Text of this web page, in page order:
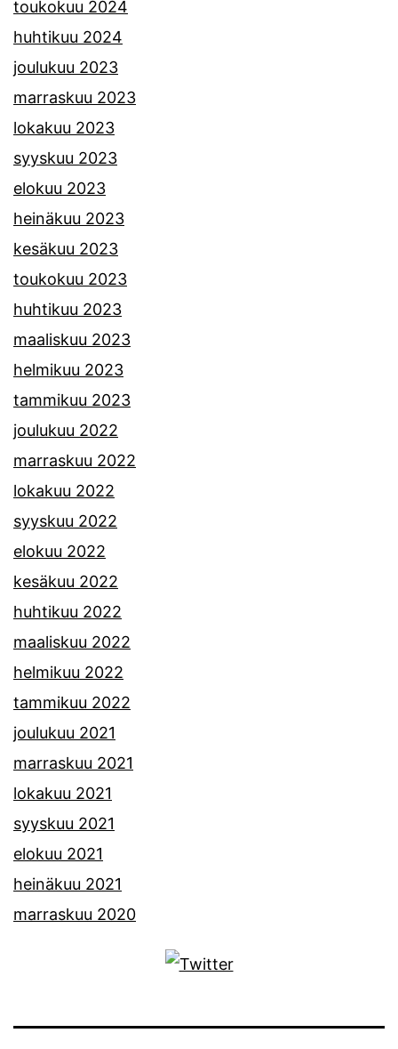
toukokuu 2024
huhtikuu 2024
joulukuu 2023
marraskuu 2023
lokakuu 2023
syyskuu 2023
elokuu 2023
heinäkuu 2023
kesäkuu 2023
toukokuu 2023
huhtikuu 2023
maaliskuu 2023
helmikuu 2023
tammikuu 2023
joulukuu 2022
marraskuu 2022
lokakuu 2022
syyskuu 2022
elokuu 2022
kesäkuu 2022
huhtikuu 2022
maaliskuu 2022
helmikuu 2022
tammikuu 2022
joulukuu 2021
marraskuu 2021
lokakuu 2021
syyskuu 2021
elokuu 2021
heinäkuu 2021
marraskuu 2020